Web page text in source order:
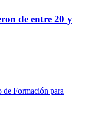
de entre 20 y